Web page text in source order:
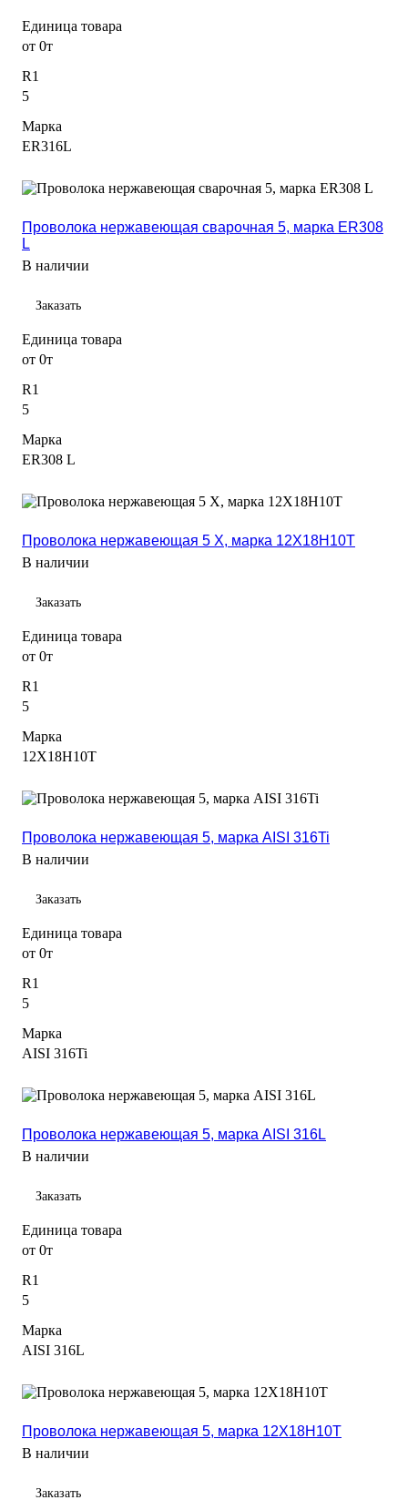
Единица товара
от 0т
R1
5
Марка
ER316L
Проволока нержавеющая сварочная 5, марка ER308
L
В наличии
Заказать
Единица товара
от 0т
R1
5
Марка
ER308 L
Проволока нержавеющая 5 Х, марка 12Х18Н10Т
В наличии
Заказать
Единица товара
от 0т
R1
5
Марка
12Х18Н10Т
Проволока нержавеющая 5, марка AISI 316Ti
В наличии
Заказать
Единица товара
от 0т
R1
5
Марка
AISI 316Ti
Проволока нержавеющая 5, марка AISI 316L
В наличии
Заказать
Единица товара
от 0т
R1
5
Марка
AISI 316L
Проволока нержавеющая 5, марка 12Х18Н10Т
В наличии
Заказать